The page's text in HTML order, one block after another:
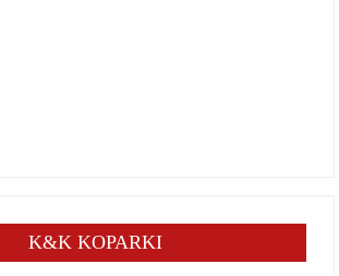
K&K KOPARKI